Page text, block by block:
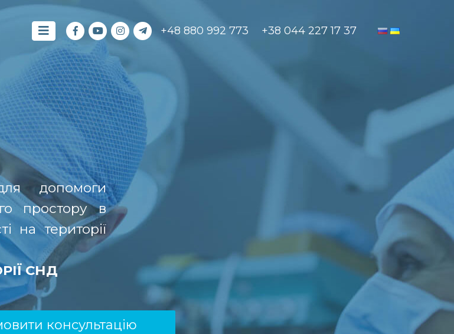
+48 880 992 773 +38 044 227 17 37
допомоги
простору в
на території
СНД
консультацію